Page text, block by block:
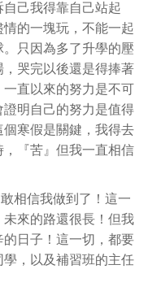
己我得靠自己站起
的一塊玩，不能一起
只因為多了升學的壓
哭完以後還是得捧著
直以來的努力是不可
明自己的努力是值得
寒假是關鍵，我得去
，『苦』但我一直相信
相信我做到了！這一
來的路還很長！但我
日子！這一切，都要
，以及補習班的主任